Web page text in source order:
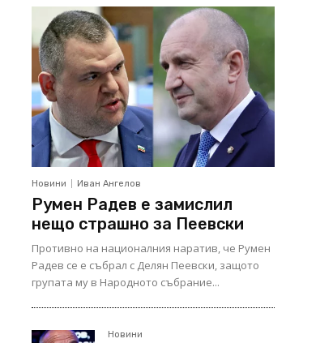
Новини Иван Ангелов
Румен Радев е замислил
нещо страшно за Пеевски
Противно на националния наратив, че Румен
Радев се е събрал с Делян Пеевски, защото
групата му в Народното събрание...
Новини